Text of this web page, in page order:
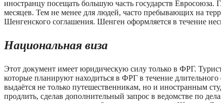
иностранцу посещать большую часть государств
месяцев. Тем не менее для людей, часто пребывающих на
Шенгенского соглашения. Шенген оформляется в течение
Национальная виза
Этот документ имеет юридическую силу только в ФРГ.
которые планируют находиться в ФРГ в течение
выдаётся не только путешественникам, но и иностранным
продлить, сделав дополнительный запрос в ведомстве по